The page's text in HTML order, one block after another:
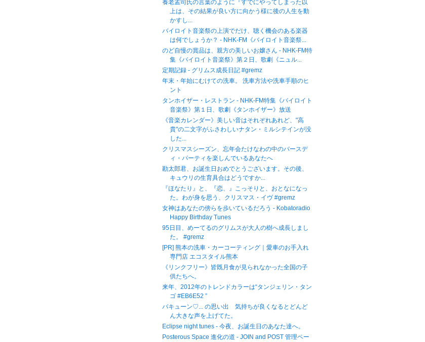
養老孟司氏の言葉のように『すでにやってしまった以
上は、その結果が良い方に向かう様に後の人生を動
かすし...
バイロイト音楽祭の上演でだけ、聴く機会のある楽器
は何でしょうか？ - NHK-FM《バイロイト音楽祭...
のど自慢の賞品は、親方の美しいお嬢さん - NHK-FM特
集《バイロイト音楽祭》第２日、歌劇《ニュル...
定期記録 - グリムス成長日記 #gremz
年末・年始にむけての洗車。 洗車方法や洗車手順のヒ
ント
タンホイザー・レストラン - NHK-FM特集《バイロイト
音楽祭》第１日、歌劇《タンホイザー》放送
《音楽カレンダー》美しい音はそれぞれあれど、"高
貴"の二文字がふさわしいナタン・ミルシテインが没
した...
クリスマスシーズン、忘年会たけなわの中のバースデ
ィ・パーティを楽しんでいるあなたへ
勘太郎君、お誕生日おめでとうございます。その後、
キュウリの生育具合はどうですか...
『ほなたり』と、『恋、』こっそりと、おとなになっ
た。わが身を思う、クリスマス・イヴ #gremz
女神はあなたの傍らを歩いているだろう - Kobatoradio
Happy Birthday Tunes
95日目、めーてるのグリムスが大人の樹へ成長しまし
た。 #gremz
[PR] 熊本の洗車・カーコーティング｜愛車のお手入れ
専門店 エコスタイル熊本
《リンクフリー》皆既月食が見られなかった全国の子
供たちへ。
来年、2012年のトレンドカラーは“タンジェリン・タン
ゴ #EB6E52 ”
バキューン♡... の思い出 気持ちが良くなるとどんど
ん大きな声を上げてた。
Eclipse night tunes - 今夜、お誕生日のあなた達へ。
Posterous Space 進化の道 - JOIN and POST 管理ペー